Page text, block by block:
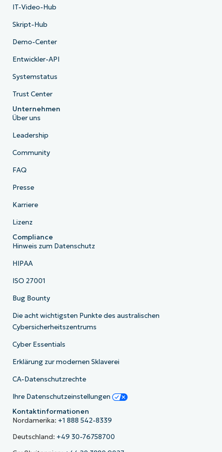
IT-Video-Hub
Skript-Hub
Demo-Center
Entwickler-API
Systemstatus
Trust Center
Unternehmen
Über uns
Leadership
Community
FAQ
Presse
Karriere
Lizenz
Compliance
Hinweis zum Datenschutz
HIPAA
ISO 27001
Bug Bounty
Die acht wichtigsten Punkte des australischen
Cybersicherheitszentrums
Cyber Essentials
Erklärung zur modernen Sklaverei
CA-Datenschutzrechte
Ihre Datenschutzeinstellungen
Kontaktinformationen
Nordamerika: +1 888 542-8339
Deutschland: +49 30-76758700